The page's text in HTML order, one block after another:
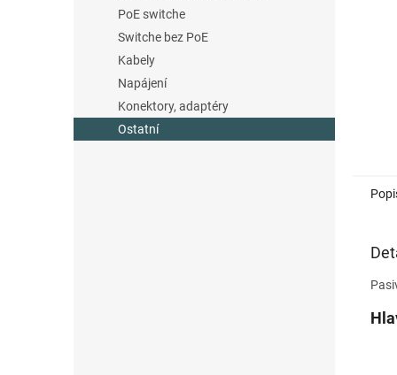
PoE switche
Switche bez PoE
Kabely
Napájení
Konektory, adaptéry
Ostatní